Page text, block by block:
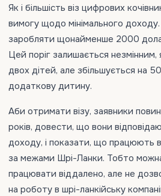
Як і більшість віз цифрових
вимогу щодо мінімального доходу.
заробляти щонайменше 2000
Цей поріг залишається
двох дітей, але збільшується на
додаткову дитину.
Аби отримати візу, заявники
років, довести, що вони
доходу, і показати, що працюють
за межами Шрі-Ланки. Тобто
працювати віддалено, але не
на роботу в шрі-ланкійську